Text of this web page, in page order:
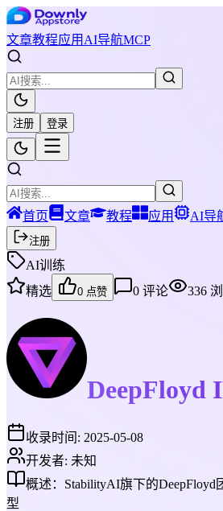
文章教程应用 AI导航MCP
注册 登录
首页 文章 教程 应用 AI导
注册
AI训练
精选
0 点赞 0 评论 336
DeepFloyd
收录时间: 2025-05-08
开发者: 未知
概述： StabilityAI旗下的
型